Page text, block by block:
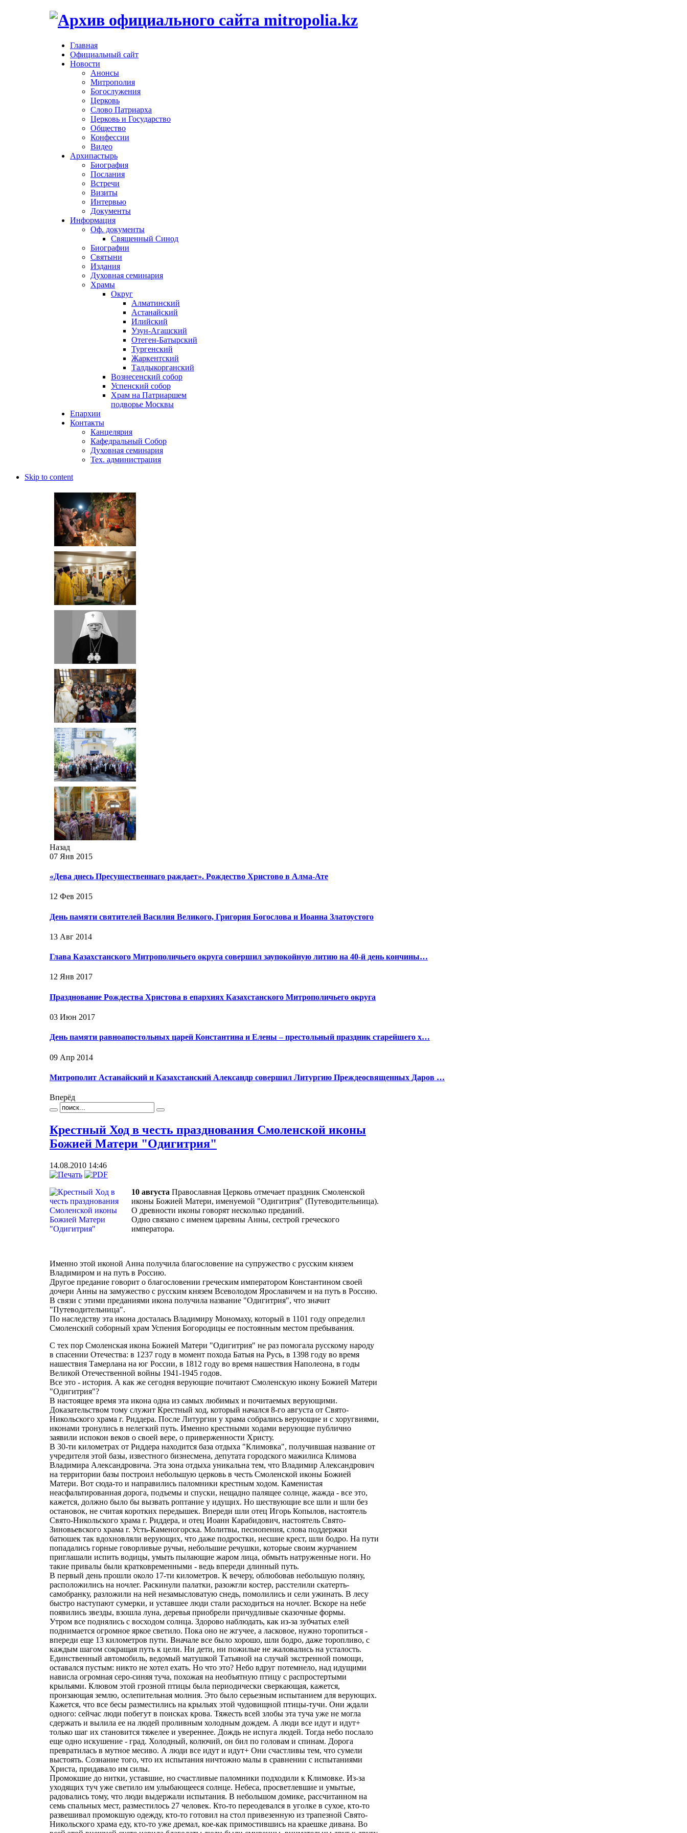
Главная
Официальный сайт
Новости
Анонсы
Митрополия
Богослужения
Церковь
Слово Патриарха
Церковь и Государство
Общество
Конфессии
Видео
Архипастырь
Биография
Послания
Встречи
Визиты
Интервью
Документы
Информация
Оф. документы
Священный Синод
Биографии
Святыни
Издания
Духовная семинария
Храмы
Округ
Алматинский
Астанайский
Илийский
Узун-Агашский
Отеген-Батырский
Тургенский
Жаркентский
Талдыкорганский
Вознесенский собор
Успенский собор
Храм на Патриаршем
подворье Москвы
Епархии
Контакты
Канцелярия
Кафедральный Собор
Духовная семинария
Тех. администрация
Skip to content
Назад
07 Янв 2015
«Дева днесь Пресущественнаго раждает». Рождество Христово в Алма-Ате
12 Фев 2015
День памяти святителей Василия Великого, Григория Богослова и Иоанна Златоустого
13 Авг 2014
Глава Казахстанского Митрополичьего округа совершил заупокойную литию на 40-й день кончины…
12 Янв 2017
Празднование Рождества Христова в епархиях Казахстанского Митрополичьего округа
03 Июн 2017
День памяти равноапостольных царей Константина и Елены – престольный праздник старейшего х…
09 Апр 2014
Митрополит Астанайский и Казахстанский Александр совершил Литургию Преждеосвященных Даров …
Вперёд
Крестный Ход в честь празднования Смоленской иконы
Божией Матери "Одигитрия"
14.08.2010 14:46
10 августа Православная Церковь отмечает праздник Смоленской
иконы Божией Матери, именуемой "Одигитрия" (Путеводительница).
О древности иконы говорят несколько преданий.
Одно связано с именем царевны Анны, сестрой греческого
императора.
Именно этой иконой Анна получила благословение на супружество с русским князем
Владимиром и на путь в Россию.
Другое предание говорит о благословении греческим императором Константином своей
дочери Анны на замужество с русским князем Всеволодом Ярославичем и на путь в Россию.
В связи с этими преданиями икона получила название "Одигитрия", что значит
"Путеводительница".
По наследству эта икона досталась Владимиру Мономаху, который в 1101 году определил
Смоленский соборный храм Успения Богородицы ее постоянным местом пребывания.
С тех пор Смоленская икона Божией Матери "Одигитрия" не раз помогала русскому народу
в спасении Отечества: в 1237 году в момент похода Батыя на Русь, в 1398 году во время
нашествия Тамерлана на юг России, в 1812 году во время нашествия Наполеона, в годы
Великой Отечественной войны 1941-1945 годов.
Все это - история. А как же сегодня верующие почитают Смоленскую икону Божией Матери
"Одигитрия"?
В настоящее время эта икона одна из самых любимых и почитаемых верующими.
Доказательством тому служит Крестный ход, который начался 8-го августа от Свято-
Никольского храма г. Риддера. После Литургии у храма собрались верующие и с хоругвиями,
иконами тронулись в нелегкий путь. Именно крестными ходами верующие публично
заявили испокон веков о своей вере, о приверженности Христу.
В 30-ти километрах от Риддера находится база отдыха "Климовка", получившая название от
учредителя этой базы, известного бизнесмена, депутата городского мажилиса Климова
Владимира Александровича. Эта зона отдыха уникальна тем, что Владимир Александрович
на территории базы построил небольшую церковь в честь Смоленской иконы Божией
Матери. Вот сюда-то и направились паломники крестным ходом. Каменистая
неасфальтированная дорога, подъемы и спуски, нещадно палящее солнце, жажда - все это,
кажется, должно было бы вызвать роптание у идущих. Но шествующие все шли и шли без
остановок, не считая коротких передышек. Впереди шли отец Игорь Копылов, настоятель
Свято-Никольского храма г. Риддера, и отец Иоанн Карабидович, настоятель Свято-
Зиновьевского храма г. Усть-Каменогорска. Молитвы, песнопения, слова поддержки
батюшек так вдохновляли верующих, что даже подростки, несшие крест, шли бодро. На пути
попадались горные говорливые ручьи, небольшие речушки, которые своим журчанием
приглашали испить водицы, умыть пылающие жаром лица, обмыть натруженные ноги. Но
такие привалы были кратковременными - ведь впереди длинный путь.
В первый день прошли около 17-ти километров. К вечеру, облюбовав небольшую поляну,
расположились на ночлег. Раскинули палатки, разожгли костер, расстелили скатерть-
самобранку, разложили на ней незамысловатую снедь, помолились и сели ужинать. В лесу
быстро наступают сумерки, и уставшее люди стали расходиться на ночлег. Вскоре на небе
появились звезды, взошла луна, деревья приобрели причудливые сказочные формы.
Утром все поднялись с восходом солнца. Здорово наблюдать, как из-за зубчатых елей
поднимается огромное яркое светило. Пока оно не жгучее, а ласковое, нужно торопиться -
впереди еще 13 километров пути. Вначале все было хорошо, шли бодро, даже торопливо, с
каждым шагом сокращая путь к цели. Ни дети, ни пожилые не жаловались на усталость.
Единственный автомобиль, ведомый матушкой Татьяной на случай экстренной помощи,
оставался пустым: никто не хотел ехать. Но что это? Небо вдруг потемнело, над идущими
нависла огромная серо-синяя туча, похожая на необъятную птицу с распростертыми
крыльями. Клювом этой грозной птицы была периодически сверкающая, кажется,
пронзающая землю, ослепительная молния. Это было серьезным испытанием для верующих.
Кажется, что все бесы разместились на крыльях этой чудовищной птицы-тучи. Они ждали
одного: сейчас люди побегут в поисках крова. Тяжесть всей злобы эта туча уже не могла
сдержать и вылила ее на людей проливным холодным дождем. А люди все идут и идут+
только шаг их становится тяжелее и увереннее. Дождь не испуга людей. Тогда небо послало
еще одно искушение - град. Холодный, колючий, он бил по головам и спинам. Дорога
превратилась в мутное месиво. А люди все идут и идут+ Они счастливы тем, что сумели
выстоять. Сознание того, что их испытания ничтожно малы в сравнении с испытаниями
Христа, придавало им силы.
Промокшие до нитки, уставшие, но счастливые паломники подходили к Климовке. Из-за
уходящих туч уже светило им улыбающееся солнце. Небеса, просветлевшие и умытые,
радовались тому, что люди выдержали испытания. В небольшом домике, рассчитанном на
семь спальных мест, разместилось 27 человек. Кто-то переодевался в уголке в сухое, кто-то
развешивал промокшую одежду, кто-то готовил на стол привезенную из трапезной Свято-
Никольского храма еду, кто-то уже дремал, кое-как примостившись на краешке дивана. Во